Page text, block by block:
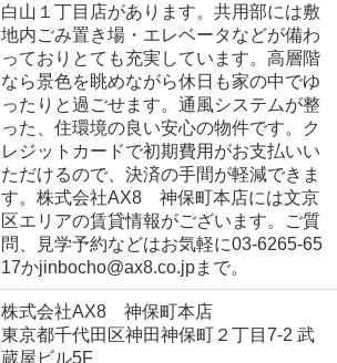
白山１丁目店があります。共用部には敷
地内ごみ置き場・エレベータなどが備わ
っておりとても充実しています。高層階
なら景色を眺めながら休日も家の中でゆ
ったりと過ごせます。通風システムが整
った、住環境の良い安心の物件です。ク
レジットカードで初期費用がお支払いい
ただけるので、決済の手間が軽減できま
す。株式会社AX8 神保町本店には文京
区エリアの賃貸情報がございます。ご質
問、見学予約などはお気軽に03-6265-65
17かjinbocho@ax8.co.jpまで。
株式会社AX8 神保町本店
東京都千代田区神田神保町２丁目7-2 武
蔵屋ビル5F